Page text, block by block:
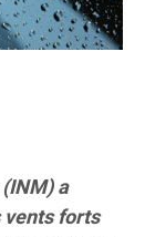
a
vents forts